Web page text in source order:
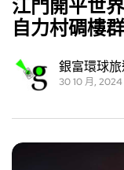
江門開平世
自力村碉樓群
銀富環球
30 10 月, 2024